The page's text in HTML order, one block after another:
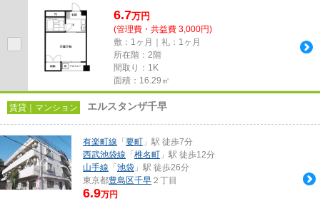
6.7万円
(管理費・共益費 3,000円)
敷：1ヶ月｜礼：1ヶ月
所在階：2階
間取り：1K
面積：16.29㎡
賃貸｜マンション エルスタンザ千早
有楽町線 「 要町 」駅 徒歩7分
西武池袋線 「 椎名町 」駅 徒歩12分
山手線 「 池袋 」駅 徒歩26分
東京都豊島区千早 ２丁目
6.9万円